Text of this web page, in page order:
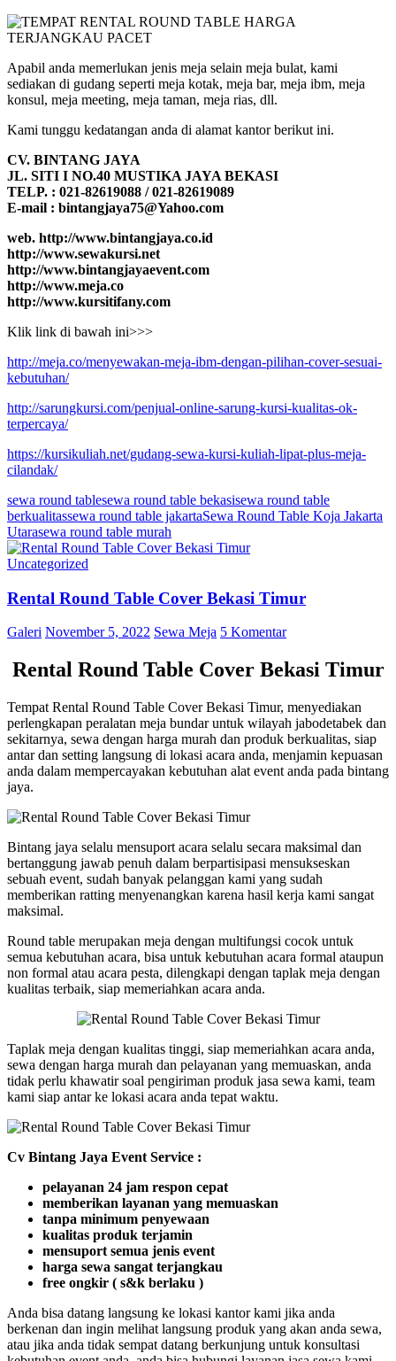
Apabil anda memerlukan jenis meja selain meja bulat, kami
sediakan di gudang seperti meja kotak, meja bar, meja ibm, meja
konsul, meja meeting, meja taman, meja rias, dll.
Kami tunggu kedatangan anda di alamat kantor berikut ini.
CV. BINTANG JAYA
JL. SITI I NO.40 MUSTIKA JAYA BEKASI
TELP. : 021-82619088 / 021-82619089
E-mail : bintangjaya75@Yahoo.com
web. http://www.bintangjaya.co.id
http://www.sewakursi.net
http://www.bintangjayaevent.com
http://www.meja.co
http://www.kursitifany.com
Klik link di bawah ini>>>
http://meja.co/menyewakan-meja-ibm-dengan-pilihan-cover-sesuai-
kebutuhan/
http://sarungkursi.com/penjual-online-sarung-kursi-kualitas-ok-
terpercaya/
https://kursikuliah.net/gudang-sewa-kursi-kuliah-lipat-plus-meja-
cilandak/
sewa round tablesewa round table bekasisewa round table
berkualitassewa round table jakartaSewa Round Table Koja Jakarta
Utarasewa round table murah
Uncategorized
Rental Round Table Cover Bekasi Timur
Galeri November 5, 2022 Sewa Meja 5 Komentar
Rental Round Table Cover Bekasi Timur
Tempat Rental Round Table Cover Bekasi Timur, menyediakan
perlengkapan peralatan meja bundar untuk wilayah jabodetabek dan
sekitarnya, sewa dengan harga murah dan produk berkualitas, siap
antar dan setting langsung di lokasi acara anda, menjamin kepuasan
anda dalam mempercayakan kebutuhan alat event anda pada bintang
jaya.
Bintang jaya selalu mensuport acara selalu secara maksimal dan
bertanggung jawab penuh dalam berpartisipasi mensukseskan
sebuah event, sudah banyak pelanggan kami yang sudah
memberikan ratting menyenangkan karena hasil kerja kami sangat
maksimal.
Round table merupakan meja dengan multifungsi cocok untuk
semua kebutuhan acara, bisa untuk kebutuhan acara formal ataupun
non formal atau acara pesta, dilengkapi dengan taplak meja dengan
kualitas terbaik, siap memeriahkan acara anda.
Taplak meja dengan kualitas tinggi, siap memeriahkan acara anda,
sewa dengan harga murah dan pelayanan yang memuaskan, anda
tidak perlu khawatir soal pengiriman produk jasa sewa kami, team
kami siap antar ke lokasi acara anda tepat waktu.
Cv Bintang Jaya Event Service :
pelayanan 24 jam respon cepat
memberikan layanan yang memuaskan
tanpa minimum penyewaan
kualitas produk terjamin
mensuport semua jenis event
harga sewa sangat terjangkau
free ongkir ( s&k berlaku )
Anda bisa datang langsung ke lokasi kantor kami jika anda
berkenan dan ingin melihat langsung produk yang akan anda sewa,
atau jika anda tidak sempat datang berkunjung untuk konsultasi